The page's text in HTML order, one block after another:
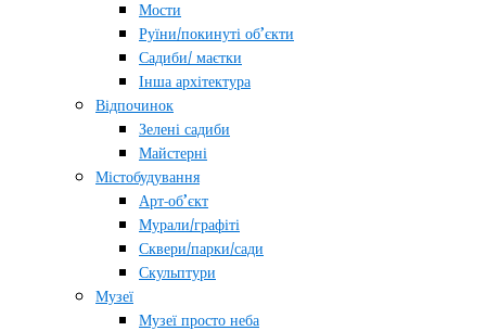
Мости
Руїни/покинуті об’єкти
Садиби/ маєтки
Інша архітектура
Відпочинок
Зелені садиби
Майстерні
Містобудування
Арт-об’єкт
Мурали/графіті
Сквери/парки/сади
Скульптури
Музеї
Музеї просто неба